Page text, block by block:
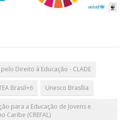
Direito á Educação - CLADE
Brasil+6 Unesco Brasília
para a Educação de Jovens e
Caribe (CREFAL)